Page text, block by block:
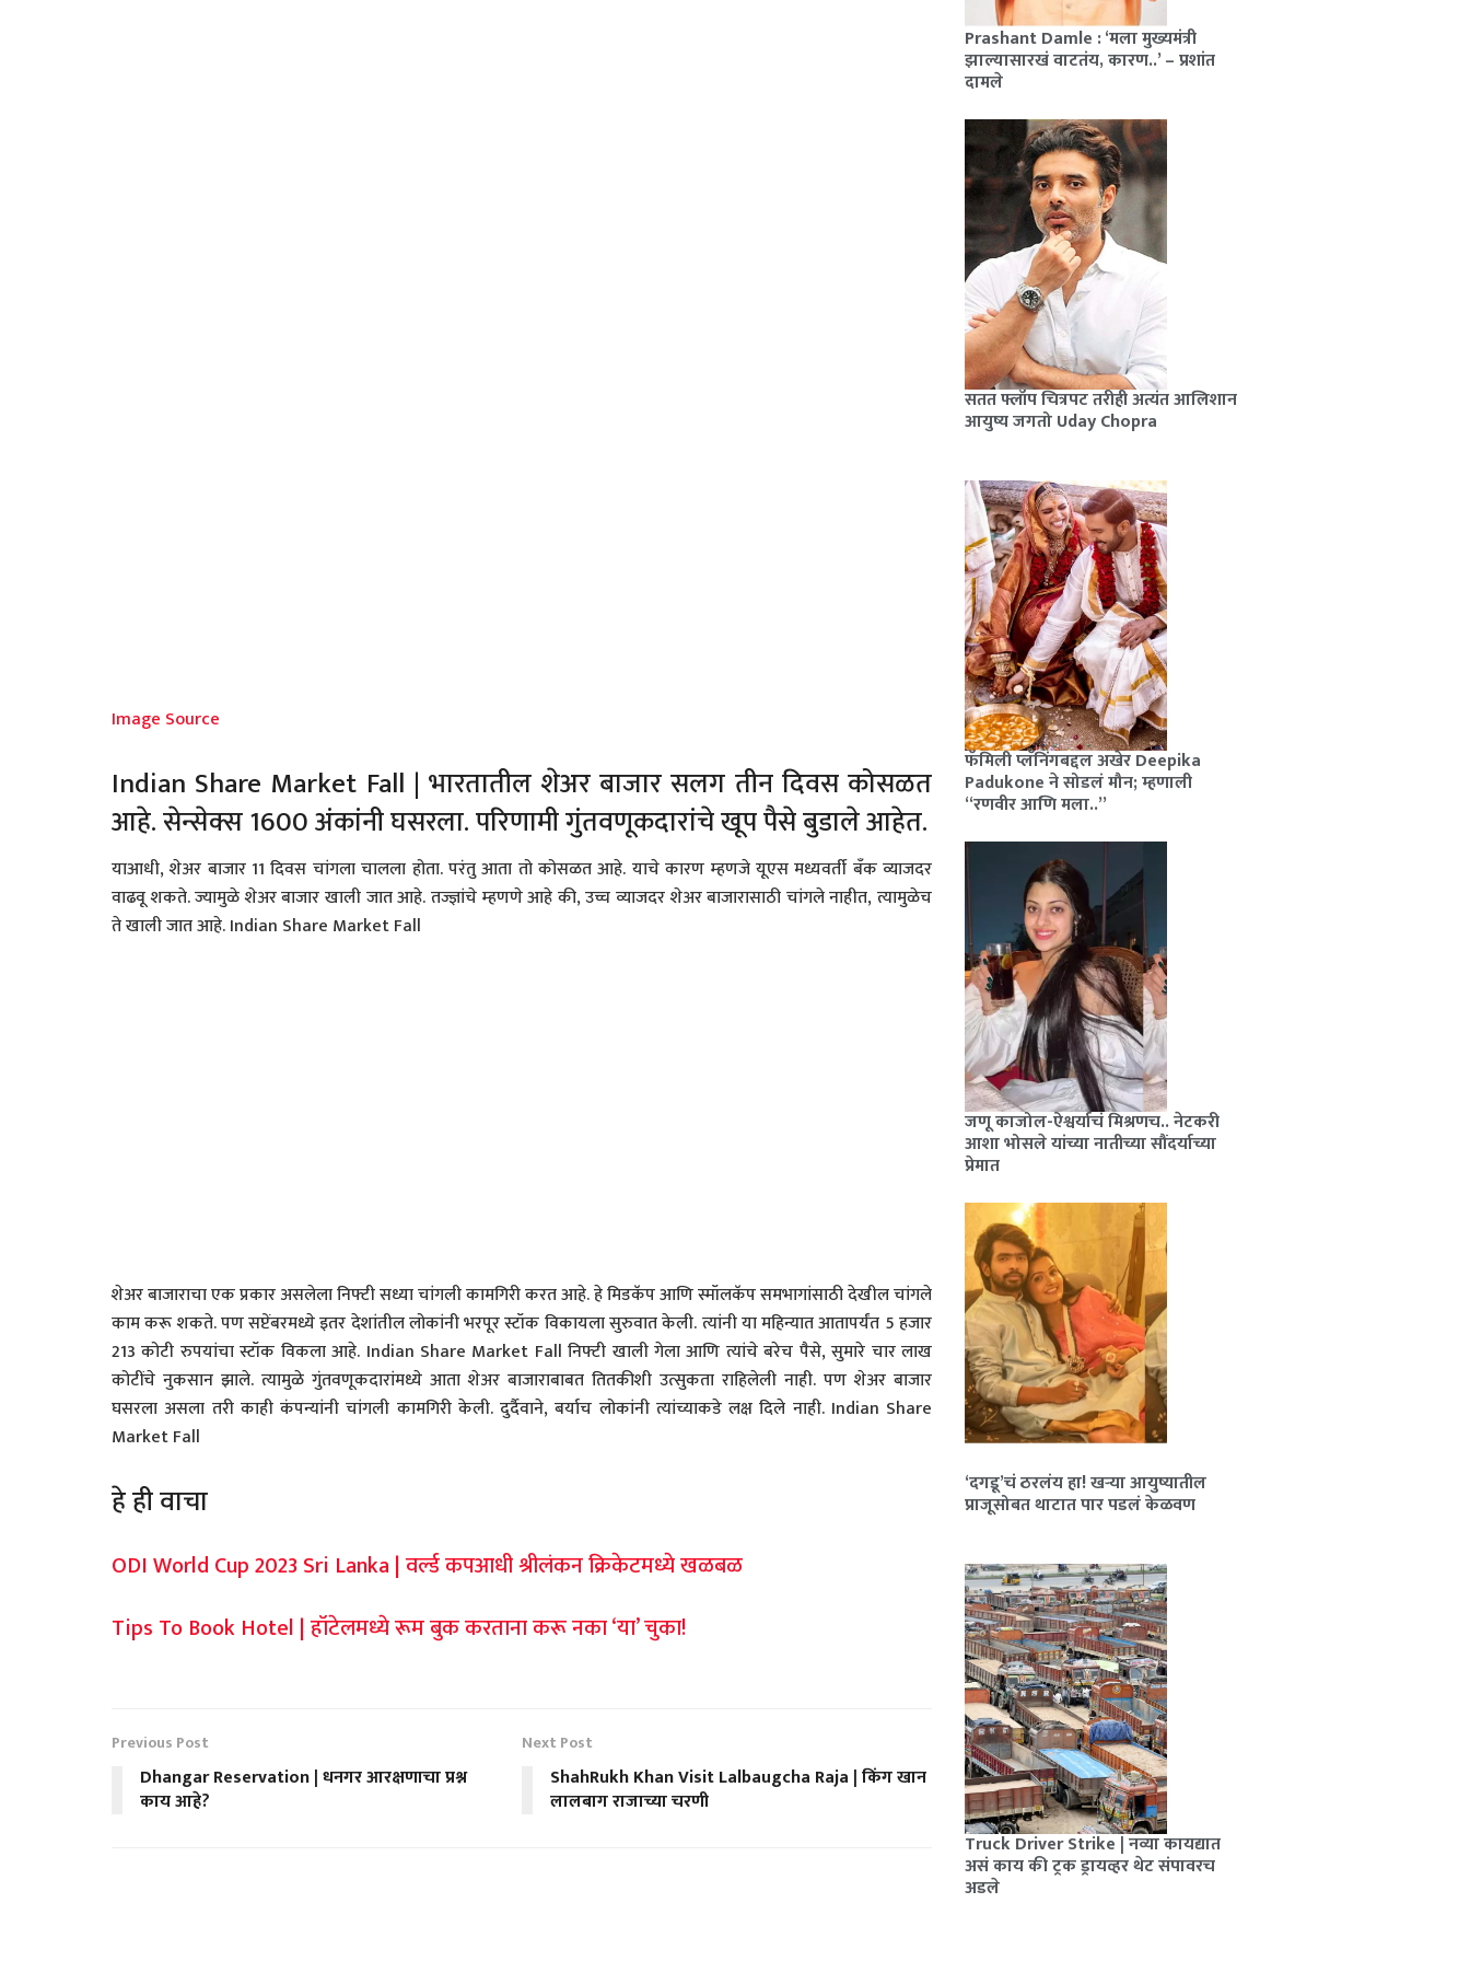
Image Source
Indian Share Market Fall | भारतातील शेअर बाजार सलग तीन दिवस कोसळत
आहे. सेन्सेक्स 1600 अंकांनी घसरला. परिणामी गुंतवणूकदारांचे खूप पैसे बुडाले आहेत.
याआधी, शेअर बाजार 11 दिवस चांगला चालला होता. परंतु आता तो कोसळत आहे. याचे कारण म्हणजे यूएस मध्यवर्ती बँक व्याजदर
वाढवू शकते. ज्यामुळे शेअर बाजार खाली जात आहे. तज्ज्ञांचे म्हणणे आहे की, उच्च व्याजदर शेअर बाजारासाठी चांगले नाहीत, त्यामुळेच
ते खाली जात आहे. Indian Share Market Fall
शेअर बाजाराचा एक प्रकार असलेला निफ्टी सध्या चांगली कामगिरी करत आहे. हे मिडकॅप आणि स्मॉलकॅप समभागांसाठी देखील चांगले
काम करू शकते. पण सप्टेंबरमध्ये इतर देशांतील लोकांनी भरपूर स्टॉक विकायला सुरुवात केली. त्यांनी या महिन्यात आतापर्यंत 5 हजार
213 कोटी रुपयांचा स्टॉक विकला आहे. Indian Share Market Fall निफ्टी खाली गेला आणि त्यांचे बरेच पैसे, सुमारे चार लाख
कोटींचे नुकसान झाले. त्यामुळे गुंतवणूकदारांमध्ये आता शेअर बाजाराबाबत तितकीशी उत्सुकता राहिलेली नाही. पण शेअर बाजार
घसरला असला तरी काही कंपन्यांनी चांगली कामगिरी केली. दुर्दैवाने, बर्याच लोकांनी त्यांच्याकडे लक्ष दिले नाही. Indian Share
Market Fall
हे ही वाचा
ODI World Cup 2023 Sri Lanka | वर्ल्ड कपआधी श्रीलंकन क्रिकेटमध्ये खळबळ
Tips To Book Hotel | हॉटेलमध्ये रूम बुक करताना करू नका ‘या’ चुका!
Previous Post
Dhangar Reservation | धनगर आरक्षणाचा प्रश्न
काय आहे?
Next Post
ShahRukh Khan Visit Lalbaugcha Raja | किंग खान
लालबाग राजाच्या चरणी
Prashant Damle : ‘मला मुख्यमंत्री
झाल्यासारखं वाटतंय, कारण..’ – प्रशांत
दामले
सतत फ्लॉप चित्रपट तरीही अत्यंत आलिशान
आयुष्य जगतो Uday Chopra
फॅमिली प्लॅनिंगबद्दल अखेर Deepika
Padukone ने सोडलं मौन; म्हणाली
“रणवीर आणि मला..”
जणू काजोल-ऐश्वर्याचं मिश्रणच.. नेटकरी
आशा भोसले यांच्या नातीच्या सौंदर्याच्या
प्रेमात
‘दगडू’चं ठरलंय हा! खऱ्या आयुष्यातील
प्राजूसोबत थाटात पार पडलं केळवण
Truck Driver Strike | नव्या कायद्यात
असं काय की ट्रक ड्रायव्हर थेट संपावरच
अडले